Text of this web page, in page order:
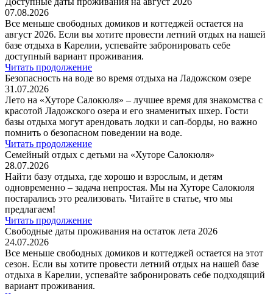
07.08.2026
Все меньше свободных домиков и коттеджей остается на
август 2026. Если вы хотите провести летний отдых на нашей
базе отдыха в Карелии, успевайте забронировать себе
доступный вариант проживания.
Читать продолжение
Безопасность на воде во время отдыха на Ладожском озере
31.07.2026
Лето на «Хуторе Салокюля» – лучшее время для знакомства с
красотой Ладожского озера и его знаменитых шхер. Гости
базы отдыха могут арендовать лодки и сап-борды, но важно
помнить о безопасном поведении на воде.
Читать продолжение
Семейный отдых с детьми на «Хуторе Салокюля»
28.07.2026
Найти базу отдыха, где хорошо и взрослым, и детям
одновременно – задача непростая. Мы на Хуторе Салокюля
постарались это реализовать. Читайте в статье, что мы
предлагаем!
Читать продолжение
Свободные даты проживания на остаток лета 2026
24.07.2026
Все меньше свободных домиков и коттеджей остается на этот
сезон. Если вы хотите провести летний отдых на нашей базе
отдыха в Карелии, успевайте забронировать себе подходящий
вариант проживания.